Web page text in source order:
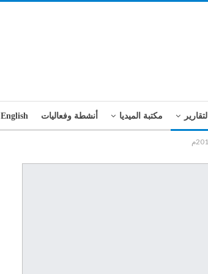
التقارير مكتبة الميديا أنشطة وفعاليات English